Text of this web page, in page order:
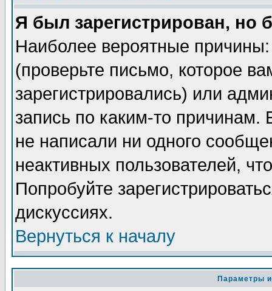
Я был зарегистрирован, но
Наиболее вероятные
(проверьте письмо, которое
зарегистрировались) или
запись по каким-то
не написали ни одного
неактивных пользователей,
Попробуйте
дискуссиях.
Вернуться к началу
Параметры